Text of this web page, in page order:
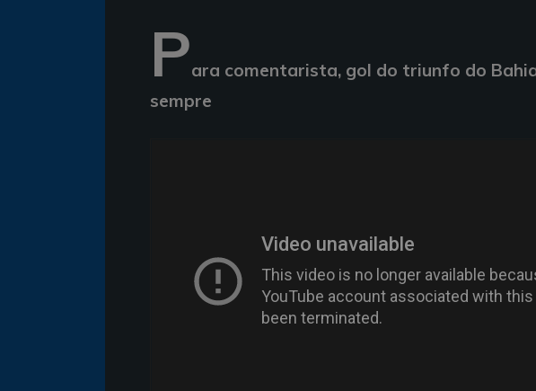
Para comentarista, gol do triunfo do
sempre